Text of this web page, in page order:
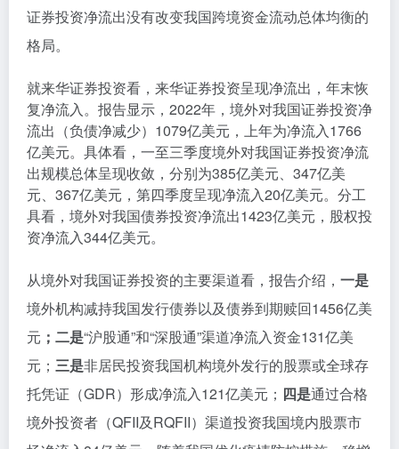
证券投资净流出没有改变我国跨境资金流动总体均衡的
格局。
就来华证券投资看，来华证券投资呈现净流出，年末恢
复净流入。报告显示，2022年，境外对我国证券投资净
流出（负债净减少）1079亿美元，上年为净流入1766
亿美元。具体看，一至三季度境外对我国证券投资净流
出规模总体呈现收敛，分别为385亿美元、347亿美
元、367亿美元，第四季度呈现净流入20亿美元。分工
具看，境外对我国债券投资净流出1423亿美元，股权投
资净流入344亿美元。
从境外对我国证券投资的主要渠道看，报告介绍， 一是
境外机构减持我国发行债券以及债券到期赎回1456亿美
元 ；二是“沪股通”和“深股通”渠道净流入资金131亿美
元； 三是非居民投资我国机构境外发行的股票或全球存
托凭证（GDR）形成净流入121亿美元； 四是通过合格
境外投资者（QFII及RQFII）渠道投资我国境内股票市